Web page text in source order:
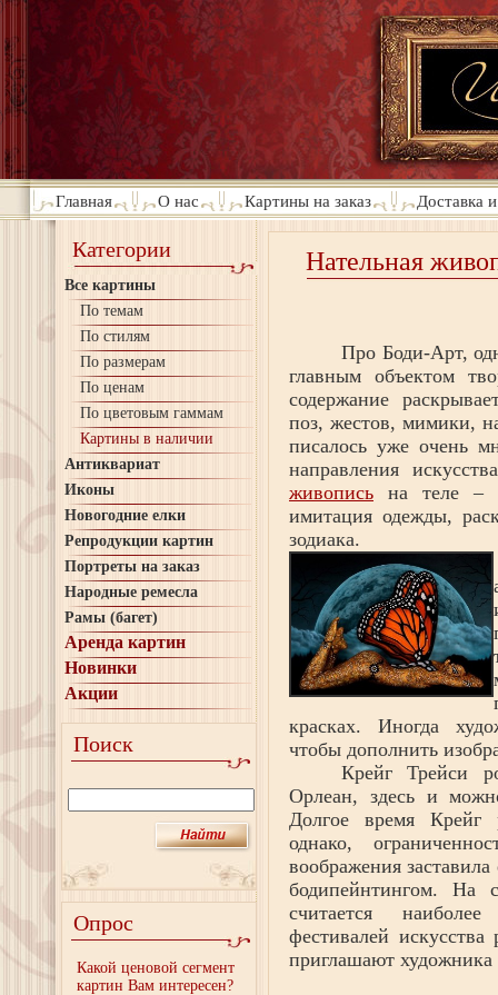
Главная О нас Картины на заказ Доставка
Категории
Все картины
По темам
По стилям
По размерам
По ценам
По цветовым гаммам
Картины в наличии
Антиквариат
Иконы
Новогодние елки
Репродукции картин
Портреты на заказ
Народные ремесла
Рамы (багет)
Аренда картин
Новинки
Акции
Поиск
Опрос
Какой ценовой сегмент
картин Вам интересен?
Нательная
Про Боди-Арт,
главным объектом
содержание
поз, жестов, мимики,
писалось уже очень
направления
живопись на теле –
имитация одежды,
зодиака.
красках. Иногда
чтобы дополнить
Крейг Трейси
Орлеан, здесь и
Долгое время Крейг
однако,
воображения
бодипейнтингом. На
считается
фестивалей
приглашают